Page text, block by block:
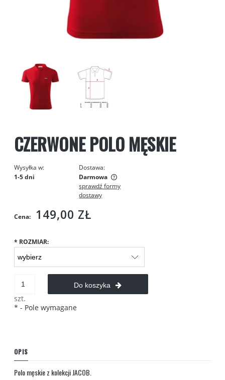
CZERWONE POLO MĘSKIE
Wysyłka w:
1-5 dni
Dostawa:
Darmowa
Cena nie zawiera ewentualnych kosztów płatności
sprawdź formy
dostawy
Cena: 149,00 ZŁ
* ROZMIAR:
szt.
Do koszyka
* - Pole wymagane
OPIS
Polo męskie z kolekcji JACOB.